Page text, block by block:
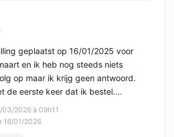
1 van 5
2026 à 09h11
16/01/2026
geplaatst op 16/01/2025 voor
en ik heb nog steeds niets
op maar ik krijg geen antwoord.
de eerste keer dat ik bestel....